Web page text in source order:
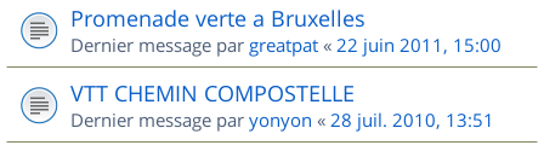
Promenade verte a Bruxelles
Dernier message par greatpat « 22 juin 2011, 15:00
VTT CHEMIN COMPOSTELLE
Dernier message par yonyon « 28 juil. 2010, 13:51